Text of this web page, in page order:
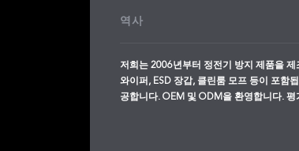
역사
저희는 2006년부터 정전기 방지 제품을
와이퍼, ESD 장갑, 클린룸 모프 등이 포함
공합니다. OEM 및 ODM을 환영합니다.